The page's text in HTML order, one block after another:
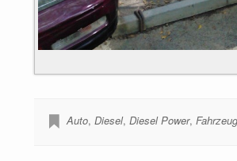
Auto, Diesel, Diesel Power, Fahrzeug